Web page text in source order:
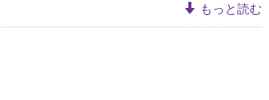
もっと読む